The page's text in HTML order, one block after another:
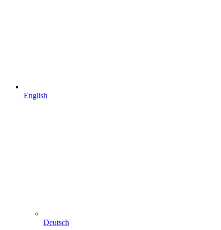
English
Deutsch